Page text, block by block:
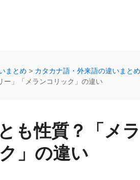
まとめ > カタカナ語・外来語の違いまとめ
ー」「メランコリック」の違い
も性質？「メ
」の違い